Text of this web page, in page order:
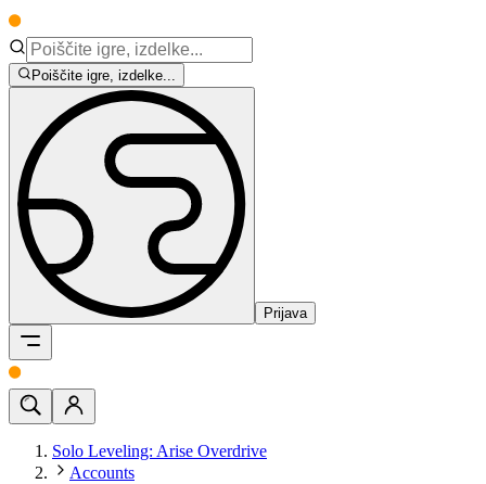
Poiščite igre, izdelke...
Prijava
Solo Leveling: Arise Overdrive
Accounts